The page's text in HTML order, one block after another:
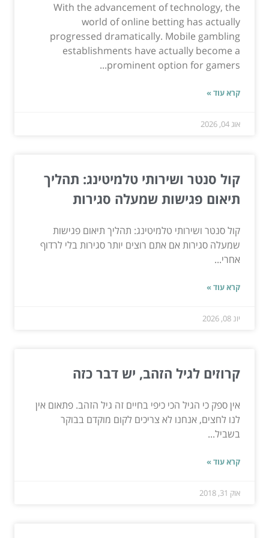
With the advancement of technology, the
world of online betting has actually
progressed dramatically. Mobile gambling
establishments have actually become a
prominent option for gamers...
קרא עוד »
אוג 04, 2026
קול סנטר ושירותי טלמיטינג: תהליך
תיאום פגישות שמעלה סגירות
קול סנטר ושירותי טלמיטינג: תהליך תיאום פגישות
שמעלה סגירות אם אתם רוצים יותר סגירות בלי לרדוף
אחרי...
קרא עוד »
יונ 08, 2026
קרוזים לגיל הזהב, יש דבר כזה
אין ספק כי הגיל הכי כיפי בחיים זה גיל הזהב. פתאום אין
לנו לחצים, אנחנו לא צריכים לקום מוקדם בבוקר
בשביל...
קרא עוד »
אוק 31, 2018